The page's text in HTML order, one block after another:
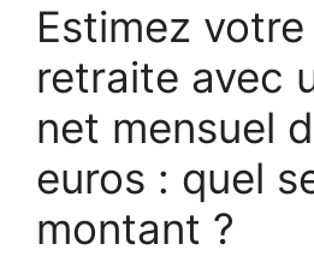
Estimez
retraite avec
net mensuel
euros : quel
montant ?